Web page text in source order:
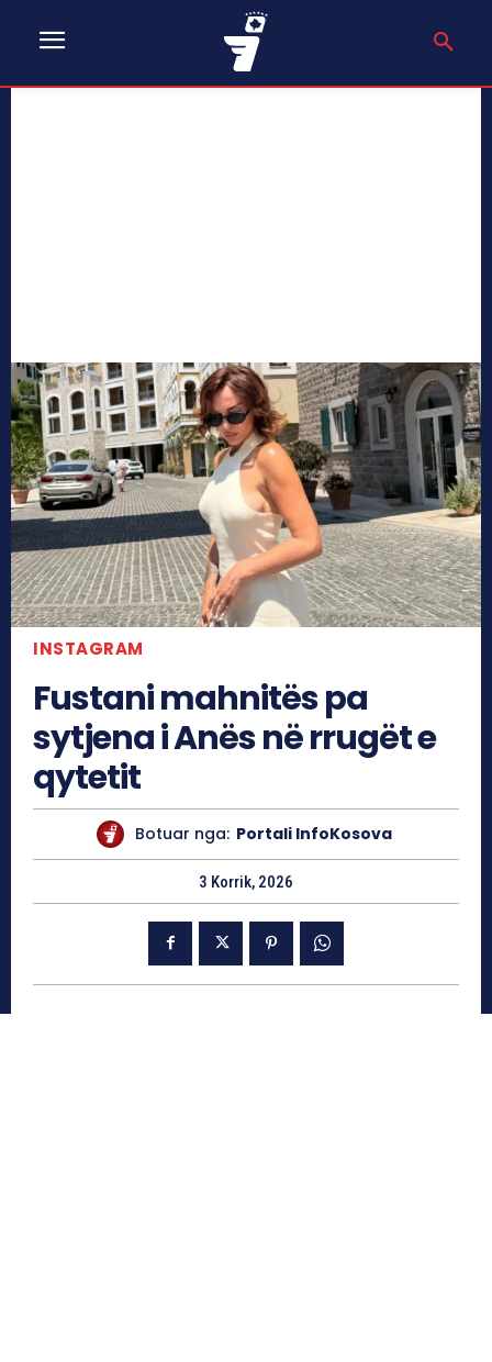
INSTAGRAM
Fustani mahnitës pa
sytjena i Anës në rrugët e
qytetit
Botuar nga: Portali InfoKosova
3 Korrik, 2026